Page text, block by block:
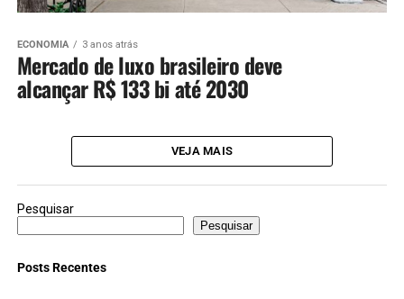
ECONOMIA 3 anos atrás
Mercado de luxo brasileiro deve
alcançar R$ 133 bi até 2030
VEJA MAIS
Pesquisar
Pesquisar
Posts Recentes